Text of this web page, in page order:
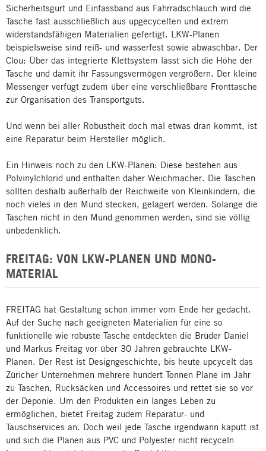
Sicherheitsgurt und Einfassband aus Fahrradschlauch wird die
Tasche fast ausschließlich aus upgecycelten und extrem
widerstandsfähigen Materialien gefertigt. LKW-Planen
beispielsweise sind reiß- und wasserfest sowie abwaschbar. Der
Clou: Über das integrierte Klettsystem lässt sich die Höhe der
Tasche und damit ihr Fassungsvermögen vergrößern. Der kleine
Messenger verfügt zudem über eine verschließbare Fronttasche
zur Organisation des Transportguts.
Und wenn bei aller Robustheit doch mal etwas dran kommt, ist
eine Reparatur beim Hersteller möglich.
Ein Hinweis noch zu den LKW-Planen: Diese bestehen aus
Polvinylchlorid und enthalten daher Weichmacher. Die Taschen
sollten deshalb außerhalb der Reichweite von Kleinkindern, die
noch vieles in den Mund stecken, gelagert werden. Solange die
Taschen nicht in den Mund genommen werden, sind sie völlig
unbedenklich.
FREITAG: VON LKW-PLANEN UND MONO-
MATERIAL
FREITAG hat Gestaltung schon immer vom Ende her gedacht.
Auf der Suche nach geeigneten Materialien für eine so
funktionelle wie robuste Tasche entdeckten die Brüder Daniel
und Markus Freitag vor über 30 Jahren gebrauchte LKW-
Planen. Der Rest ist Designgeschichte, bis heute upcycelt das
Züricher Unternehmen mehrere hundert Tonnen Plane im Jahr
zu Taschen, Rucksäcken und Accessoires und rettet sie so vor
der Deponie. Um den Produkten ein langes Leben zu
ermöglichen, bietet Freitag zudem Reparatur- und
Tauschservices an. Doch weil jede Tasche irgendwann kaputt ist
und sich die Planen aus PVC und Polyester nicht recyceln